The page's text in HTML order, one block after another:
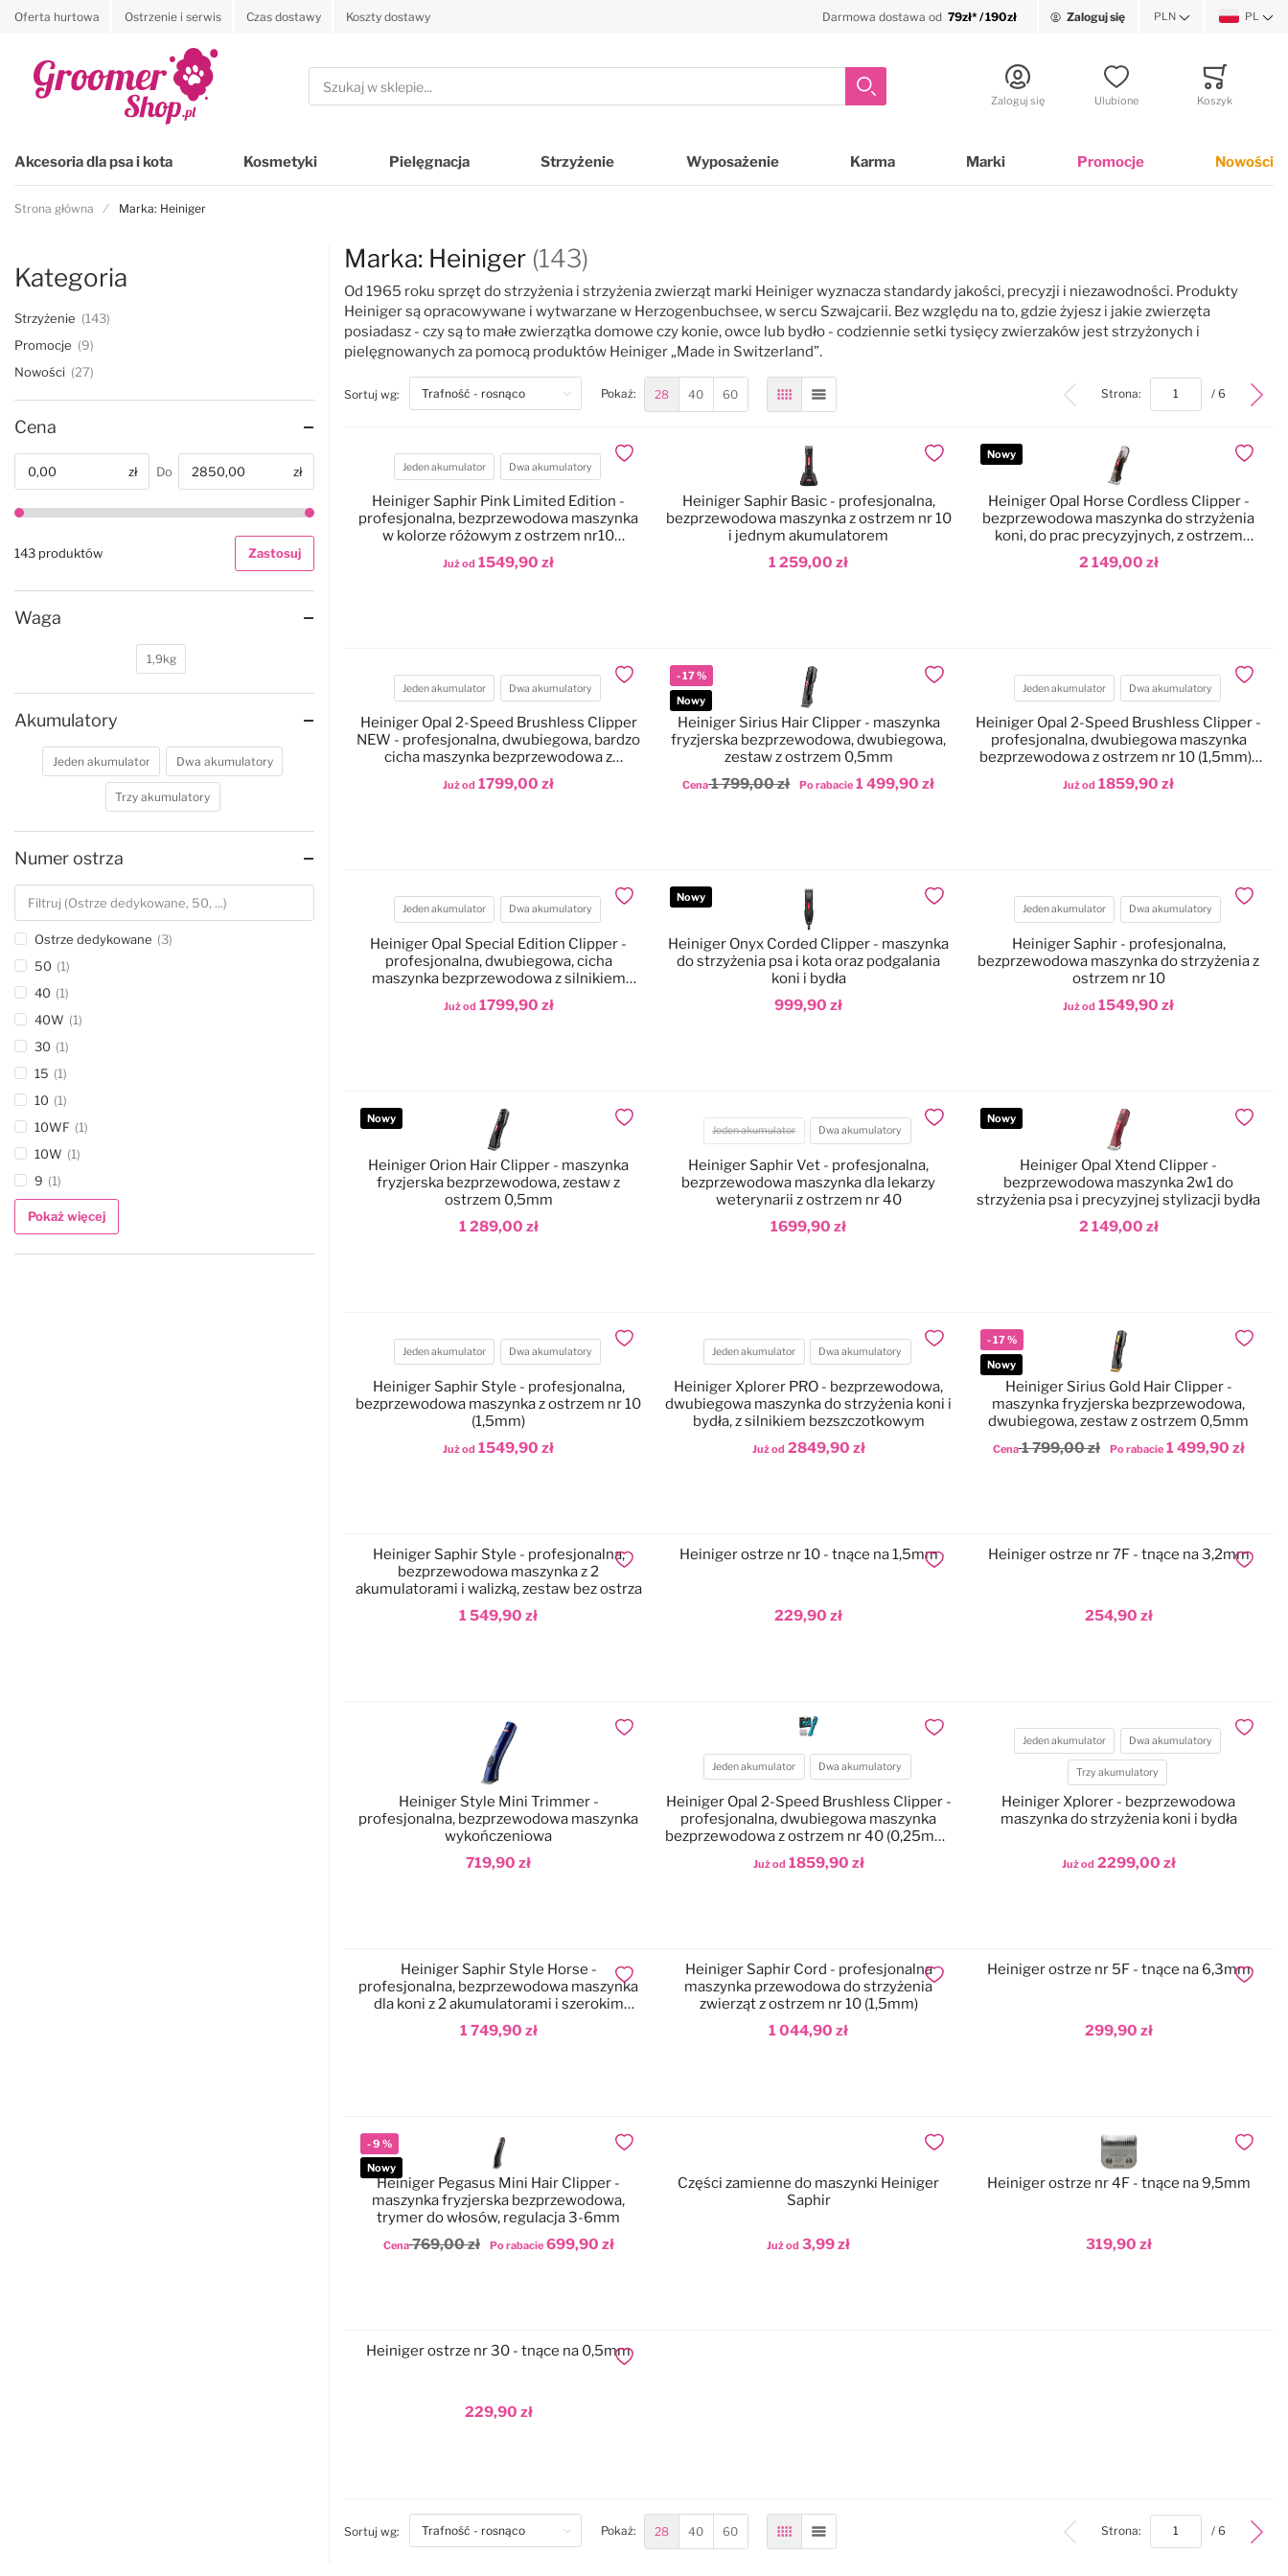
Oferta hurtowa Ostrzenie i serwis Czas dostawy Koszty dostawy Darmowa dostawa od 79zł* / 190zł Zaloguj sięWalutaPLN PL
Szukaj
Szukaj Zaloguj się Ulubione Koszyk
Akcesoria dla psa i kota Kosmetyki Pielęgnacja Strzyżenie Wyposażenie Karma Marki Promocje Nowości
Strona główna Marka: Heiniger
Kategoria
Strzyżenie
143
Promocje
9
Nowości
27
Cena
Od zł Do zł
143 produktów Zastosuj
Waga
1,9kg
Akumulatory
Jeden akumulator Dwa akumulatory
Trzy akumulatory
Numer ostrza
Ostrze dedykowane
3
50
1
40
1
40W
1
30
1
15
1
10
1
10WF 1
10W
1
9
1
Pokaż więcej
Marka: Heiniger (143)
Od 1965 roku sprzęt do strzyżenia i strzyżenia zwierząt marki Heiniger wyznacza standardy jakości, precyzji i niezawodności. Produkty
Heiniger są opracowywane i wytwarzane w Herzogenbuchsee, w sercu Szwajcarii. Bez względu na to, gdzie żyjesz i jakie zwierzęta
posiadasz - czy są to małe zwierzątka domowe czy konie, owce lub bydło - codziennie setki tysięcy zwierzaków jest strzyżonych i
pielęgnowanych za pomocą produktów Heiniger „Made in Switzerland”.
Sortuj wg:top Pokaż: 28 40 60 SiatkaLista Strona:top / 6
Akumulatory
Jeden akumulator Dwa akumulatory
Już od 1549,90 zł
Heiniger Saphir Pink Limited Edition -
profesjonalna, bezprzewodowa maszynka
w kolorze różowym z ostrzem nr10
(1,5mm)
Dodaj do ulubionych
1 259,00 zł
Heiniger Saphir Basic - profesjonalna,
bezprzewodowa maszynka z ostrzem nr 10
i jednym akumulatorem
Dodaj do ulubionych
Nowy
2 149,00 zł
Heiniger Opal Horse Cordless Clipper -
bezprzewodowa maszynka do strzyżenia
koni, do prac precyzyjnych, z ostrzem
10WF
Dodaj
Akumulatory
Jeden akumulator Dwa akumulatory
Już od 1799,00 zł
Heiniger Opal 2-Speed Brushless Clipper
NEW - profesjonalna, dwubiegowa, bardzo
cicha maszynka bezprzewodowa z
silnikiem bezszczotkowym
Dodaj do ulubionych
-17%
Nowy
Po rabacie 1 499,90 zł
Cena 1 799,00 zł
Heiniger Sirius Hair Clipper - maszynka
fryzjerska bezprzewodowa, dwubiegowa,
zestaw z ostrzem 0,5mm
Dodaj do ulubionych
Akumulatory
Jeden akumulator Dwa akumulatory
Już od 1859,90 zł
Heiniger Opal 2-Speed Brushless Clipper -
profesjonalna, dwubiegowa maszynka
bezprzewodowa z ostrzem nr 10 (1,5mm) i
walizką
Dodaj
Akumulatory
Jeden akumulator Dwa akumulatory
Już od 1799,90 zł
Heiniger Opal Special Edition Clipper -
profesjonalna, dwubiegowa, cicha
maszynka bezprzewodowa z silnikiem
bezszczotkowym i ostrzem nr 10
Dodaj do ulubionych
Nowy
999,90 zł
Heiniger Onyx Corded Clipper - maszynka
do strzyżenia psa i kota oraz podgalania
koni i bydła
Dodaj do ulubionych
Akumulatory
Jeden akumulator Dwa akumulatory
Już od 1549,90 zł
Heiniger Saphir - profesjonalna,
bezprzewodowa maszynka do strzyżenia z
ostrzem nr 10
Dodaj
Nowy
1 289,00 zł
Heiniger Orion Hair Clipper - maszynka
fryzjerska bezprzewodowa, zestaw z
ostrzem 0,5mm
Dodaj do ulubionych
Akumulatory
Jeden akumulator Dwa akumulatory
1699,90 zł
Heiniger Saphir Vet - profesjonalna,
bezprzewodowa maszynka dla lekarzy
weterynarii z ostrzem nr 40
Dodaj do ulubionych
Nowy
2 149,00 zł
Heiniger Opal Xtend Clipper -
bezprzewodowa maszynka 2w1 do
strzyżenia psa i precyzyjnej stylizacji bydła
Dodaj
Akumulatory
Jeden akumulator Dwa akumulatory
Już od 1549,90 zł
Heiniger Saphir Style - profesjonalna,
bezprzewodowa maszynka z ostrzem nr 10
(1,5mm)
Dodaj do ulubionych
Akumulatory
Jeden akumulator Dwa akumulatory
Już od 2849,90 zł
Heiniger Xplorer PRO - bezprzewodowa,
dwubiegowa maszynka do strzyżenia koni i
bydła, z silnikiem bezszczotkowym
Dodaj do ulubionych
-17%
Nowy
Po rabacie 1 499,90 zł
Cena 1 799,00 zł
Heiniger Sirius Gold Hair Clipper -
maszynka fryzjerska bezprzewodowa,
dwubiegowa, zestaw z ostrzem 0,5mm
Dodaj
1 549,90 zł
Heiniger Saphir Style - profesjonalna,
bezprzewodowa maszynka z 2
akumulatorami i walizką, zestaw bez ostrza
Dodaj do ulubionych
229,90 zł
Heiniger ostrze nr 10 - tnące na 1,5mm
Dodaj do ulubionych
254,90 zł
Heiniger ostrze nr 7F - tnące na 3,2mm
Dodaj
719,90 zł
Heiniger Style Mini Trimmer -
profesjonalna, bezprzewodowa maszynka
wykończeniowa
Dodaj do ulubionych
Akumulatory
Jeden akumulator Dwa akumulatory
Już od 1859,90 zł
Heiniger Opal 2-Speed Brushless Clipper -
profesjonalna, dwubiegowa maszynka
bezprzewodowa z ostrzem nr 40 (0,25mm)
i walizką
Dodaj do ulubionychJeden akumulator Dwa akumulatory
Trzy akumulatory
Już od 2299,00 zł
Heiniger Xplorer - bezprzewodowa
maszynka do strzyżenia koni i bydła
Dodaj
1 749,90 zł
Heiniger Saphir Style Horse -
profesjonalna, bezprzewodowa maszynka
dla koni z 2 akumulatorami i szerokim
ostrzem nr 10 (1,5mm)
Dodaj do ulubionych
1 044,90 zł
Heiniger Saphir Cord - profesjonalna
maszynka przewodowa do strzyżenia
zwierząt z ostrzem nr 10 (1,5mm)
Dodaj do ulubionych
299,90 zł
Heiniger ostrze nr 5F - tnące na 6,3mm
Dodaj
-9 %
Nowy
Po rabacie 699,90 zł
Cena 769,00 zł
Heiniger Pegasus Mini Hair Clipper -
maszynka fryzjerska bezprzewodowa,
trymer do włosów, regulacja 3-6mm
Dodaj do ulubionych
Już od 3,99 zł
Części zamienne do maszynki Heiniger
Saphir
Dodaj do ulubionych
319,90 zł
Heiniger ostrze nr 4F - tnące na 9,5mm
Dodaj
229,90 zł
Heiniger ostrze nr 30 - tnące na 0,5mm
Dodaj do ulubionych
Sortuj wg:bottom Pokaż: 28 40 60 SiatkaLista Strona:bottom / 6